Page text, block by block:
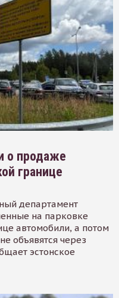
о продаже
границе
департамент
на парковке
автомобили, а потом
объявятся через
эстонское